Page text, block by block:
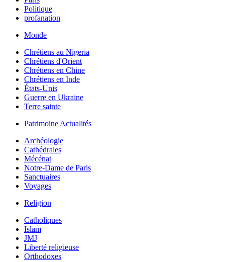
Politique
profanation
Monde
Chrétiens au Nigeria
Chrétiens d'Orient
Chrétiens en Chine
Chrétiens en Inde
États-Unis
Guerre en Ukraine
Terre sainte
Patrimoine Actualités
Archéologie
Cathédrales
Mécénat
Notre-Dame de Paris
Sanctuaires
Voyages
Religion
Catholiques
Islam
JMJ
Liberté religieuse
Orthodoxes